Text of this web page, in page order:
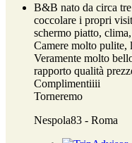
B&B nato da circa
coccolare i propri
schermo piatto,
Camere molto pulite,
Veramente molto
rapporto qualità
Complimentiiii
Torneremo
Nespola83 - Roma